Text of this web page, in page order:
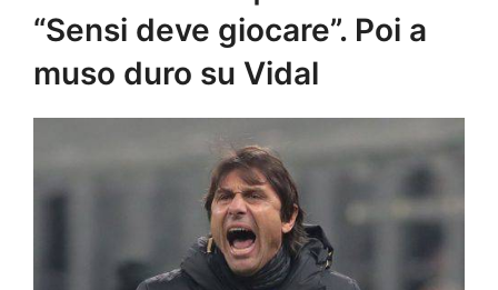
“Sensi deve giocare”. Poi a
muso duro su Vidal